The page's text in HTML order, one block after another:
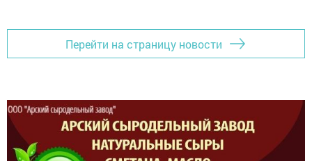
Перейти на страницу новости